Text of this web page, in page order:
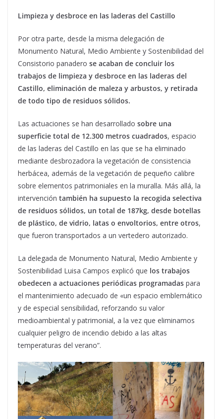
Limpieza y desbroce en las laderas del Castillo
Por otra parte, desde la misma delegación de
Monumento Natural, Medio Ambiente y Sostenibilidad del
Consistorio panadero se acaban de concluir los
trabajos de limpieza y desbroce en las laderas del
Castillo, eliminación de maleza y arbustos, y retirada
de todo tipo de residuos sólidos.
Las actuaciones se han desarrollado sobre una
superficie total de 12.300 metros cuadrados, espacio
de las laderas del Castillo en las que se ha eliminado
mediante desbrozadora la vegetación de consistencia
herbácea, además de la vegetación de pequeño calibre
sobre elementos patrimoniales en la muralla. Más allá, la
intervención también ha supuesto la recogida selectiva
de residuos sólidos, un total de 187kg, desde botellas
de plástico, de vidrio, latas o envoltorios, entre otros,
que fueron transportados a un vertedero autorizado.
La delegada de Monumento Natural, Medio Ambiente y
Sostenibilidad Luisa Campos explicó que los trabajos
obedecen a actuaciones periódicas programadas para
el mantenimiento adecuado de «un espacio emblemático
y de especial sensibilidad, reforzando su valor
medioambiental y patrimonial, a la vez que eliminamos
cualquier peligro de incendio debido a las altas
temperaturas del verano”.